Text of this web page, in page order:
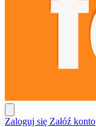
Zaloguj się Załóź konto